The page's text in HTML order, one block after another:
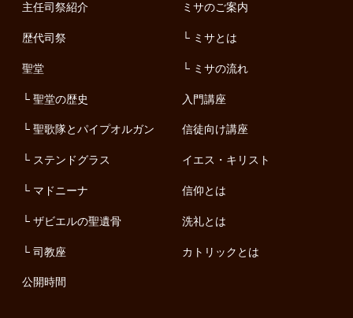
主任司祭紹介
歴代司祭
聖堂
聖堂の歴史
聖歌隊とパイプオルガン
ステンドグラス
マドニーナ
ザビエルの聖遺骨
司教座
公開時間
ミサのご案内
ミサとは
ミサの流れ
入門講座
信徒向け講座
イエス・キリスト
信仰とは
洗礼とは
カトリックとは